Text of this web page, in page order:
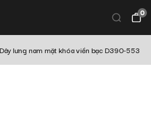
0
Dây lưng nam mặt khóa viền bạc D390-553